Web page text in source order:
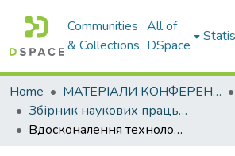
Communities
& Collections
All of
DSpace
Home МАТЕРІАЛИ КОНФЕРЕНЦІЙ
Збірник наукових праць 86-ї міжнародної наукової конференції студентів університету. Секція Будівництво та експлуатація автомобільних доріг
Вдосконалення технології оцінки зчіпних властивостей дорожніх покриттів